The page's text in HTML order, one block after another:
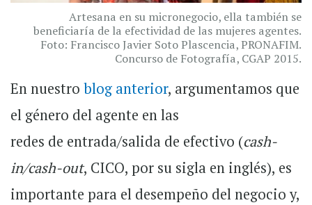
Artesana en su micronegocio, ella también se
beneficiaría de la efectividad de las mujeres agentes.
Foto: Francisco Javier Soto Plascencia, PRONAFIM.
Concurso de Fotografía, CGAP 2015.
En nuestro blog anterior, argumentamos que
el género del agente en las
redes de entrada/salida de efectivo (cash-
in/cash-out, CICO, por su sigla en inglés), es
importante para el desempeño del negocio y,